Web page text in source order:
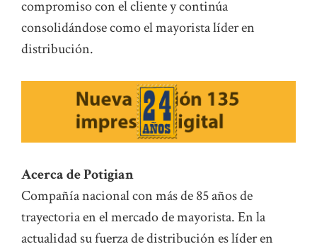
compromiso con el cliente y continúa
consolidándose como el mayorista líder en
distribución.
Acerca de Potigian
Compañía nacional con más de 85 años de
trayectoria en el mercado de mayorista. En la
actualidad su fuerza de distribución es líder en